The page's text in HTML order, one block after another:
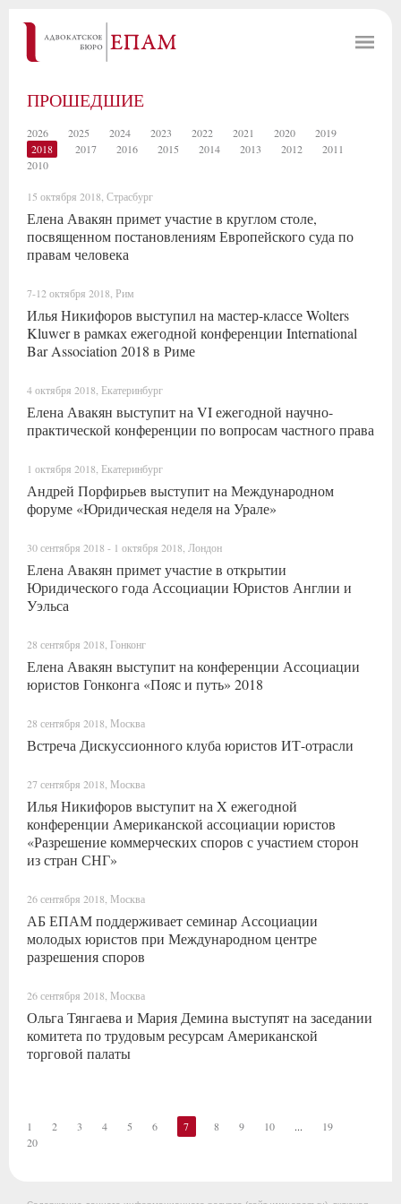
ПРОШЕДШИЕ
2026 2025 2024 2023 2022 2021 2020
2019
2018
2017 2016 2015 2014 2013 2012
2011
2010
15 октября 2018, Страсбург
Елена Авакян примет участие в круглом столе,
посвященном постановлениям Европейского суда по
правам человека
7-12 октября 2018, Рим
Илья Никифоров выступил на мастер-классе Wolters
Kluwer в рамках ежегодной конференции International
Bar Association 2018 в Риме
4 октября 2018, Екатеринбург
Елена Авакян выступит на VI ежегодной научно-
практической конференции по вопросам частного права
1 октября 2018, Екатеринбург
Андрей Порфирьев выступит на Международном
форуме «Юридическая неделя на Урале»
30 сентября 2018 - 1 октября 2018, Лондон
Елена Авакян примет участие в открытии
Юридического года Ассоциации Юристов Англии и
Уэльса
28 сентября 2018, Гонконг
Елена Авакян выступит на конференции Ассоциации
юристов Гонконга «Пояс и путь» 2018
28 сентября 2018, Москва
Встреча Дискуссионного клуба юристов ИТ-отрасли
27 сентября 2018, Москва
Илья Никифоров выступит на X ежегодной
конференции Американской ассоциации юристов
«Разрешение коммерческих споров с участием сторон
из стран СНГ»
26 сентября 2018, Москва
АБ ЕПАМ поддерживает семинар Ассоциации
молодых юристов при Международном центре
разрешения споров
26 сентября 2018, Москва
Ольга Тянгаева и Мария Демина выступят на заседании
комитета по трудовым ресурсам Американской
торговой палаты
1 2 3 4 5 6 7 8 9 10 ...
19
20